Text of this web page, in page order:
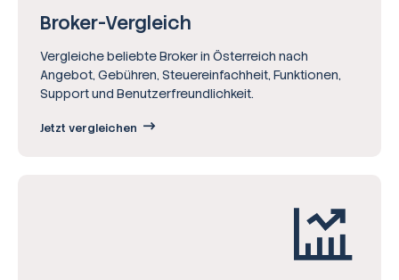
Broker-Vergleich
Vergleiche beliebte Broker in Österreich nach
Angebot, Gebühren, Steuereinfachheit, Funktionen,
Support und Benutzerfreundlichkeit.
Jetzt vergleichen